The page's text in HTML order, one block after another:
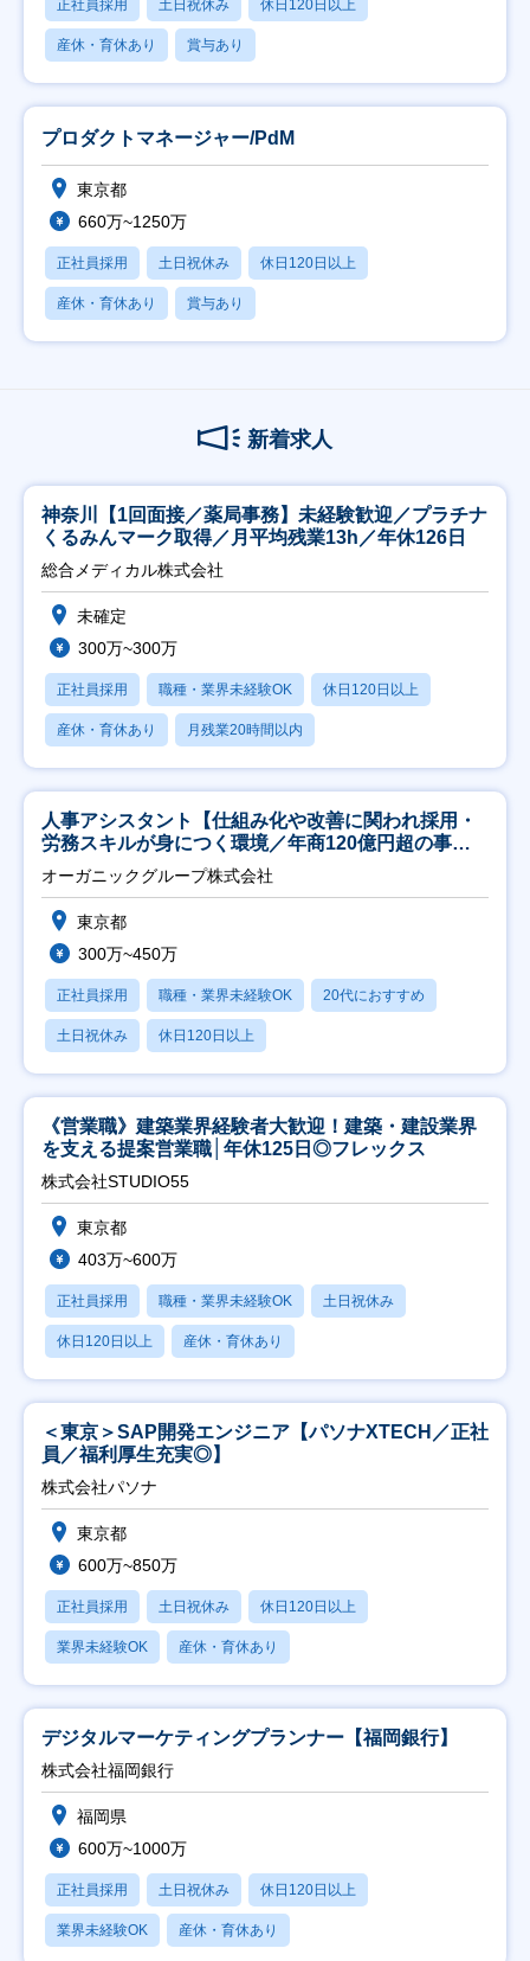
正社員採用 土日祝休み 休日120日以上
産休・育休あり 賞与あり
プロダクトマネージャー/PdM
東京都
660万~1250万
正社員採用 土日祝休み 休日120日以上
産休・育休あり 賞与あり
新着求人
神奈川【1回面接／薬局事務】未経験歓迎／プラチナ
くるみんマーク取得／月平均残業13h／年休126日
総合メディカル株式会社
未確定
300万~300万
正社員採用 職種・業界未経験OK 休日120日以上
産休・育休あり 月残業20時間以内
人事アシスタント【仕組み化や改善に関われ採用・
労務スキルが身につく環境／年商120億円超の事業
会社】
オーガニックグループ株式会社
東京都
300万~450万
正社員採用 職種・業界未経験OK 20代におすすめ
土日祝休み 休日120日以上
《営業職》建築業界経験者大歓迎！建築・建設業界
を支える提案営業職│年休125日◎フレックス
株式会社STUDIO55
東京都
403万~600万
正社員採用 職種・業界未経験OK 土日祝休み
休日120日以上 産休・育休あり
＜東京＞SAP開発エンジニア【パソナXTECH／正社
員／福利厚生充実◎】
株式会社パソナ
東京都
600万~850万
正社員採用 土日祝休み 休日120日以上
業界未経験OK 産休・育休あり
デジタルマーケティングプランナー【福岡銀行】
株式会社福岡銀行
福岡県
600万~1000万
正社員採用 土日祝休み 休日120日以上
業界未経験OK 産休・育休あり